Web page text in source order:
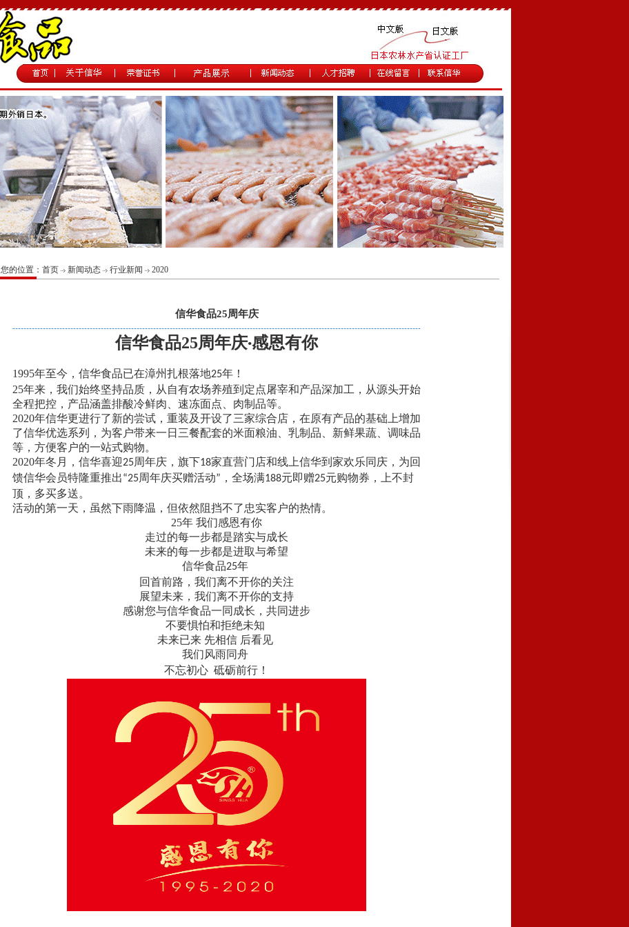
您的位置： 首页 新闻动态 行业新闻 2020
信华食品25周年庆
信华食品25周年庆·感恩有你
1995年至今 ，信华食品已在漳州扎根落地25年！
25年来，我们始终坚持品质，从自有农场养殖到 定点屠宰和产品深加工，从源头开始
全程把控，产品涵盖排酸冷鲜肉、速冻面点、肉制品等。
2020年信华更进行了新的尝试，重装及开设了三家综合店，在原有产品的基础上增加
了信华优选系列，为客户带来一日三餐配套的米面粮油、乳制品、新鲜果蔬、调味品
等，方便客户的一站式购物。
2020年冬月，信华喜迎25周年庆，旗下18家直营门店和线上信华到家欢乐同庆，为回
馈信华会员特隆重推出“25周年庆买赠活动” ， 全场满188元即赠25元购物券，上不封
顶，多买多送。
活动的第一天，虽然下雨降温，但依然阻挡不了忠实客户的热情。
25年 我们感恩有你
走过的每一步都是踏实与成长
未来的每一步都是进取与希望
信华食品25年
回首前路，我们离不开你的关注
展望未来，我们离不开你的支持
感谢您与信华食品一同成长，共同进步
不要惧怕和拒绝未知
未来已来 先相信 后看见
我们风雨同舟
不忘初心 砥砺前行 ！